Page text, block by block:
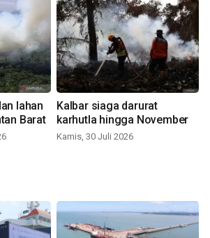
lahan
Barat
Kalbar siaga darurat
karhutla hingga November
Kamis, 30 Juli 2026